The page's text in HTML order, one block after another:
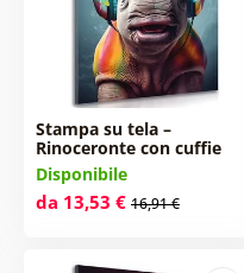
Stampa su tela –
Rinoceronte con cuffie
Disponibile
da 13,53 € 16,91 €